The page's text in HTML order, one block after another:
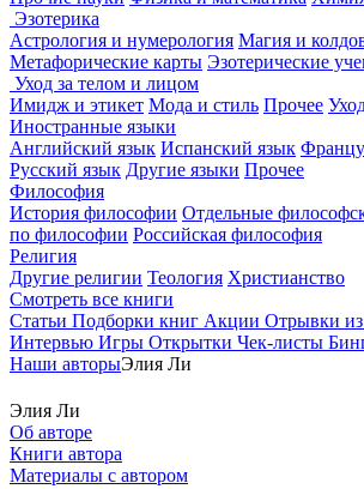
Эзотерика
Астрология и нумерология Магия и
Метафорические карты Эзотерические
Уход за телом и лицом
Имидж и этикет Мода и стиль Прочее
Иностранные языки
Английский язык Испанский язык
Русский язык Другие языки Прочее
Философия
История философии Отдельные
по философии Российская философия
Религия
Другие религии Теология Христианство
Смотреть все книги
Статьи Подборки книг Акции Отрывки
Интервью Игры Открытки Чек-листы
Наши авторыЭлия Ли
Элия Ли
Об авторе
Книги автора
Материалы с автором